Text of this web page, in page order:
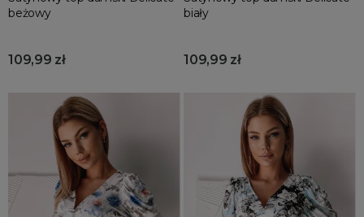
beżowy
109,99 zł
biały
109,99 zł